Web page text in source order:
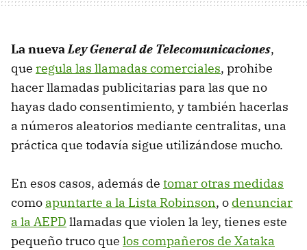
La nuevaLey General de Telecomunicaciones,
que regula las llamadas comerciales, prohibe
hacer llamadas publicitarias para las que no
hayas dado consentimiento, y también hacerlas
a números aleatorios mediante centralitas, una
práctica que todavía sigue utilizándose mucho.
En esos casos, además de tomar otras medidas
como apuntarte a la Lista Robinson, o denunciar
a la AEPD llamadas que violen la ley, tienes este
pequeño truco que los compañeros de Xataka